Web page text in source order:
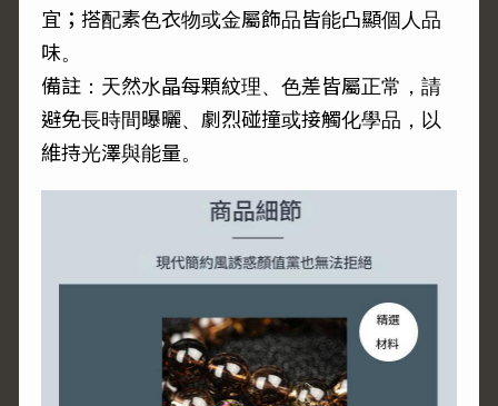
宜；搭配素色衣物或金屬飾品皆能凸顯個人品
味。
備註：天然水晶每顆紋理、色差皆屬正常，請
避免長時間曝曬、劇烈碰撞或接觸化學品，以
維持光澤與能量。